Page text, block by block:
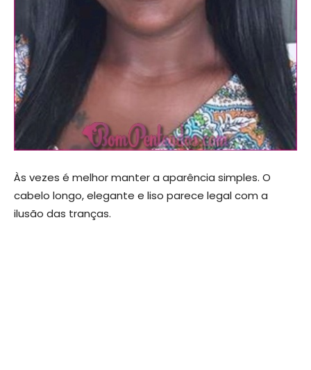
Às vezes é melhor manter a aparência simples. O
cabelo longo, elegante e liso parece legal com a
ilusão das tranças.